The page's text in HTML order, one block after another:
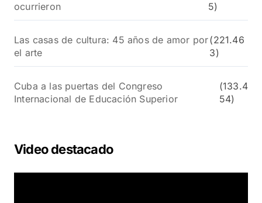
ocurrieron
5)
Las casas de cultura: 45 años de amor por
el arte
(221.46
3)
Cuba a las puertas del Congreso
Internacional de Educación Superior
(133.4
54)
Video destacado